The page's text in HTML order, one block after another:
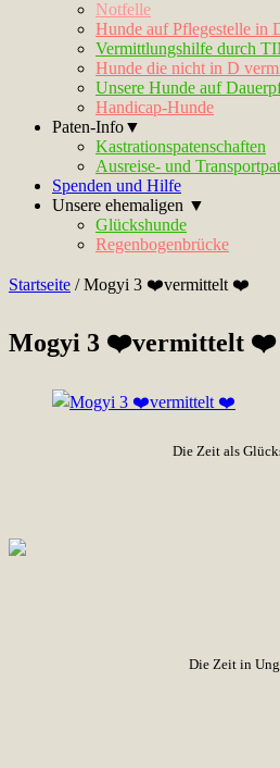
Notfelle
Hunde auf Pflegestelle in
Vermittlungshilfe durch
Hunde die nicht in D
Unsere Hunde auf
Handicap-Hunde
Paten-Info▼
Kastrationspatenschaften
Ausreise- und
Spenden und Hilfe
Unsere ehemaligen ▼
Glückshunde
Regenbogenbrücke
Startseite /Mogyi 3 ❤️vermittelt ❤️
Mogyi 3 ❤️vermittelt ❤️
Die Zeit als
Die Zeit in